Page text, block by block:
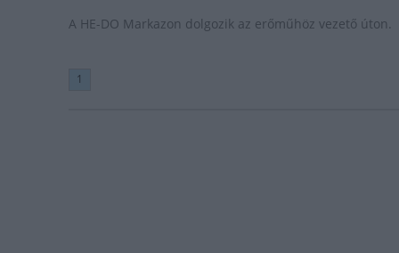
A HE-DO Markazon dolgozik az erőműhöz vezető úton.
1